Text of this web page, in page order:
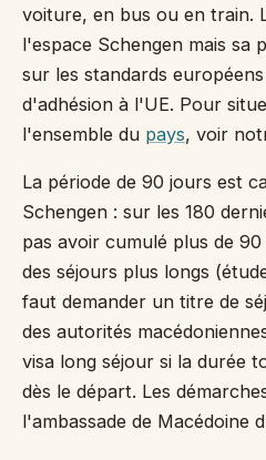
voiture, en bus ou en train.
l'espace Schengen mais sa
sur les standards
d'adhésion à l'UE. Pour
l'ensemble du pays, voir
La période de 90 jours est
Schengen : sur les 180
pas avoir cumulé plus de
des séjours plus longs
faut demander un titre de
des autorités
visa long séjour si la durée
dès le départ. Les
l'ambassade de Macédoine